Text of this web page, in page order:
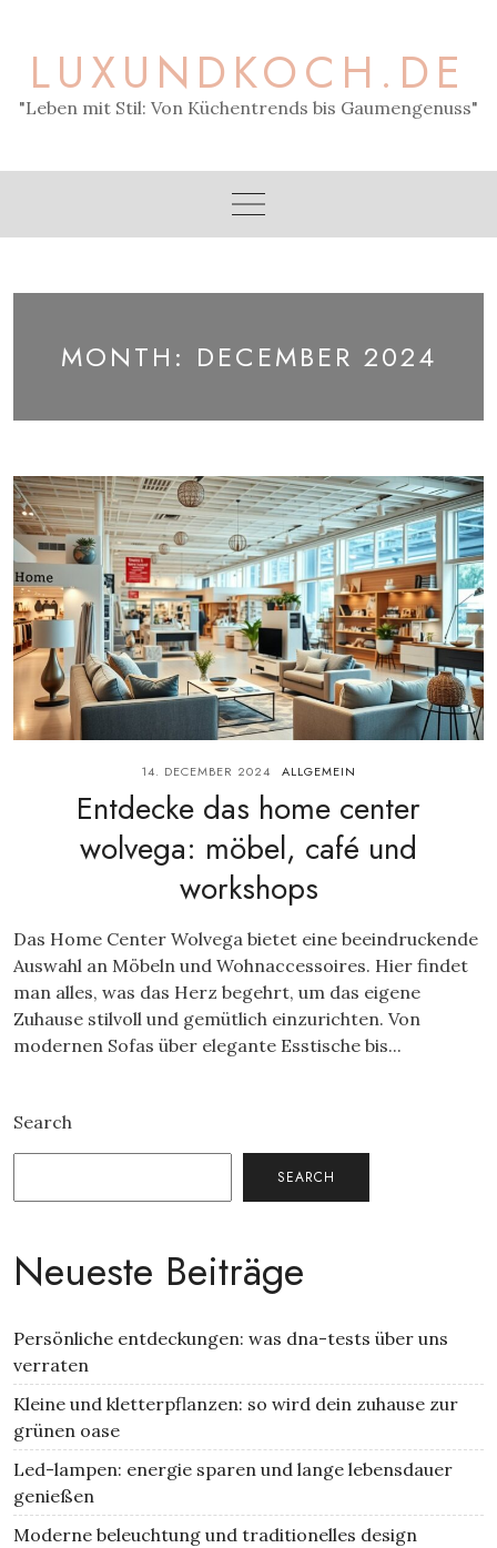
LUXUNDKOCH.DE
"Leben mit Stil: Von Küchentrends bis Gaumengenuss"
MONTH: DECEMBER 2024
14. DECEMBER 2024 ALLGEMEIN
Entdecke das home center
wolvega: möbel, café und
workshops
Das Home Center Wolvega bietet eine beeindruckende
Auswahl an Möbeln und Wohnaccessoires. Hier findet
man alles, was das Herz begehrt, um das eigene
Zuhause stilvoll und gemütlich einzurichten. Von
modernen Sofas über elegante Esstische bis...
Search
SEARCH
Neueste Beiträge
Persönliche entdeckungen: was dna-tests über uns
verraten
Kleine und kletterpflanzen: so wird dein zuhause zur
grünen oase
Led-lampen: energie sparen und lange lebensdauer
genießen
Moderne beleuchtung und traditionelles design